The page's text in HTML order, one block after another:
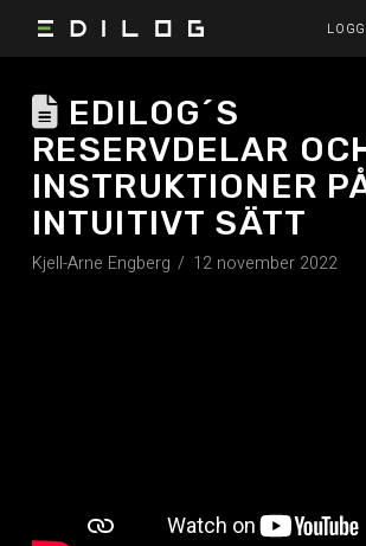
EDILOG´S
RESERVDELAR
INSTRUKTIONER
INTUITIVT SÄTT
Kjell-Arne Engberg 12 november 2022